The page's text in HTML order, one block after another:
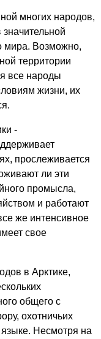
многих народов,
мира. Возможно,
территории
все народы
жизни, их
-
прослеживается
ли эти
промысла,
и работают
же интенсивное
свое
в Арктике,
общего с
охотничьих
Несмотря на